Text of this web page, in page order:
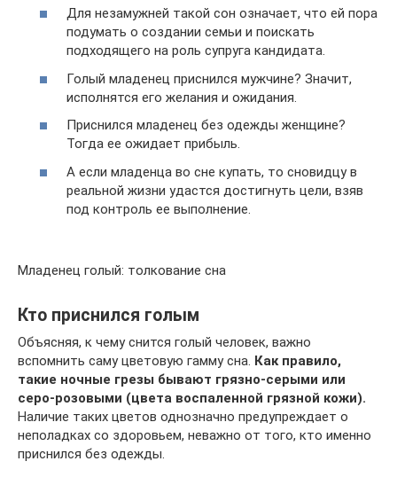
Для незамужней такой сон означает, что ей пора
подумать о создании семьи и поискать
подходящего на роль супруга кандидата.
Голый младенец приснился мужчине? Значит,
исполнятся его желания и ожидания.
Приснился младенец без одежды женщине?
Тогда ее ожидает прибыль.
А если младенца во сне купать, то сновидцу в
реальной жизни удастся достигнуть цели, взяв
под контроль ее выполнение.
Младенец голый: толкование сна
Кто приснился голым
Объясняя, к чему снится голый человек, важно
вспомнить саму цветовую гамму сна. Как правило,
такие ночные грезы бывают грязно-серыми или
серо-розовыми (цвета воспаленной грязной кожи).
Наличие таких цветов однозначно предупреждает о
неполадках со здоровьем, неважно от того, кто именно
приснился без одежды.